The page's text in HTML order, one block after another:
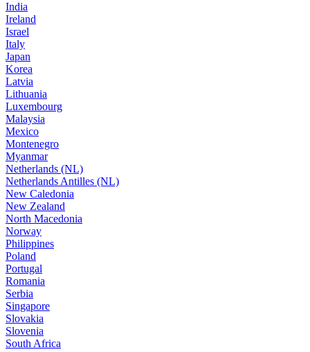
India
Ireland
Israel
Italy
Japan
Korea
Latvia
Lithuania
Luxembourg
Malaysia
Mexico
Montenegro
Myanmar
Netherlands (NL)
Netherlands Antilles (NL)
New Caledonia
New Zealand
North Macedonia
Norway
Philippines
Poland
Portugal
Romania
Serbia
Singapore
Slovakia
Slovenia
South Africa